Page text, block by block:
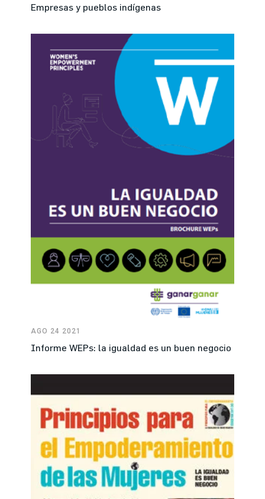
Empresas y pueblos indígenas
AGO 24 2021
Informe WEPs: la igualdad es un buen negocio